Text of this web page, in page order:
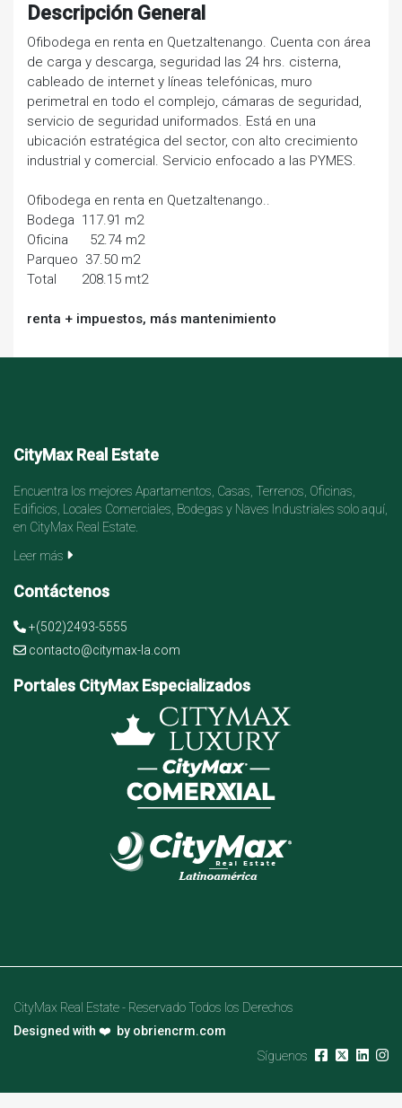
Descripción General
Ofibodega en renta en Quetzaltenango. Cuenta con área
de carga y descarga, seguridad las 24 hrs. cisterna,
cableado de internet y líneas telefónicas, muro
perimetral en todo el complejo, cámaras de seguridad,
servicio de seguridad uniformados. Está en una
ubicación estratégica del sector, con alto crecimiento
industrial y comercial. Servicio enfocado a las PYMES.
Ofibodega en renta en Quetzaltenango..
Bodega 117.91 m2
Oficina 52.74 m2
Parqueo 37.50 m2
Total 208.15 mt2
renta + impuestos, más mantenimiento
CityMax Real Estate
Encuentra los mejores Apartamentos, Casas, Terrenos, Oficinas,
Edificios, Locales Comerciales, Bodegas y Naves Industriales solo aquí,
en CityMax Real Estate.
Leer más
Contáctenos
+(502)2493-5555
contacto@citymax-la.com
Portales CityMax Especializados
CityMax Real Estate - Reservado Todos los Derechos
Designed with ❤️ by obriencrm.com
Síguenos